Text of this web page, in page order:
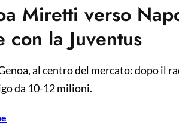
Miretti verso
con la Juventus
al centro del mercato: dopo il
da 10-12 milioni.